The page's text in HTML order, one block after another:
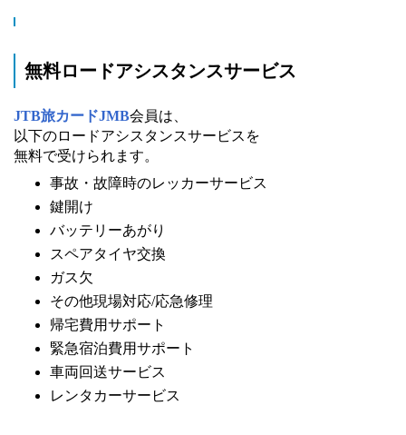
無料ロードアシスタンスサービス
JTB旅カードJMB会員は、
以下のロードアシスタンスサービスを
無料で受けられます。
事故・故障時のレッカーサービス
鍵開け
バッテリーあがり
スペアタイヤ交換
ガス欠
その他現場対応/応急修理
帰宅費用サポート
緊急宿泊費用サポート
車両回送サービス
レンタカーサービス